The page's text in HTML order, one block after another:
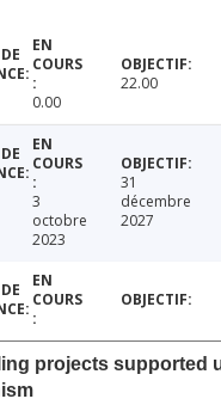
0.00
22.00
3
octobre
2023
31
décembre
2027
projects supported